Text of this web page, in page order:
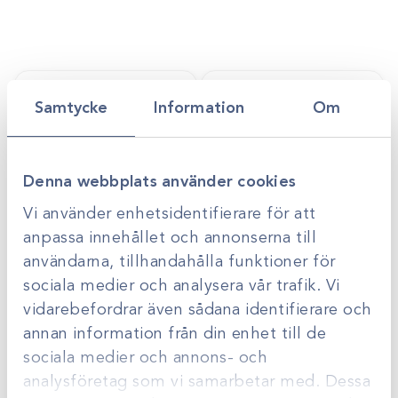
Samtycke Information Om
Denna webbplats använder cookies
Vi använder enhetsidentifierare för att
anpassa innehållet och annonserna till
användarna, tillhandahålla funktioner för
sociala medier och analysera vår trafik. Vi
vidarebefordrar även sådana identifierare och
annan information från din enhet till de
sociala medier och annons- och
analysföretag som vi samarbetar med. Dessa
Art.nr 15081-A
Kompress/Dopptyg
ovikt
pris
15071-A
Melolin Kompress
pris